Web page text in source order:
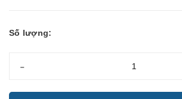
Số lượng:
-